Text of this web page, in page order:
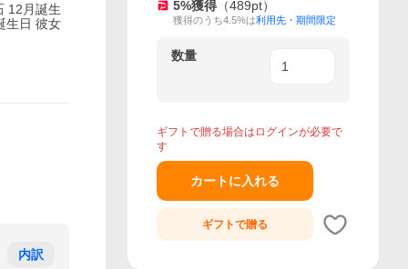
12月誕生
生日 彼女
内訳
5%獲得 （489pt）
獲得のうち4.5%は利用先・期間限定
数量
ギフトで贈る場合はログインが必要で
す
カートに入れる
ギフトで贈る